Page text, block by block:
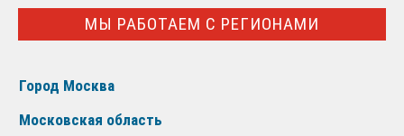
МЫ РАБОТАЕМ С РЕГИОНАМИ
Город Москва
Московская область